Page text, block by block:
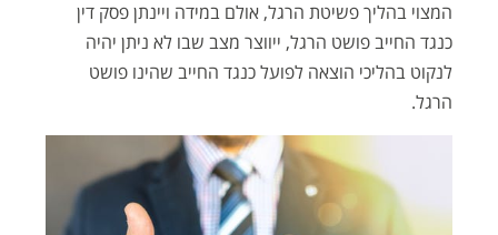
המצוי בהליך פשיטת הרגל, אולם במידה ויינתן פסק דין
כנגד החייב פושט הרגל, ייווצר מצב שבו לא ניתן יהיה
לנקוט בהליכי הוצאה לפועל כנגד החייב שהינו פושט
הרגל.